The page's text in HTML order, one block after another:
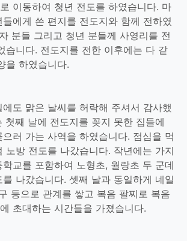
이동하여 청년 전도를 하였습니다. 마
에게 쓴 편지를 전도지와 함께 전하였
분들 그리고 청년 분들께 사영리를 전
습니다. 전도지를 전한 이후에는 다 같
을 하였습니다.
도 맑은 날씨를 허락해 주셔서 감사했
첫째 날에 전도지를 꽂지 못한 집들에
러 가는 사역을 하였습니다. 점심을 먹
노방 전도를 나갔습니다. 작년에는 가지
교를 포함하여 노형초, 월랑초 두 군데
나갔습니다. 셋째 날과 동일하게 네일
등으로 관계를 쌓고 복음 팔찌로 복음
초대하는 시간들을 가졌습니다.